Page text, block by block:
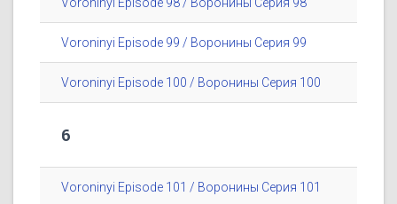
Voroninyi Episode 98 / Воронины Серия 98
Voroninyi Episode 99 / Воронины Серия 99
Voroninyi Episode 100 / Воронины Серия 100
6
Voroninyi Episode 101 / Воронины Серия 101